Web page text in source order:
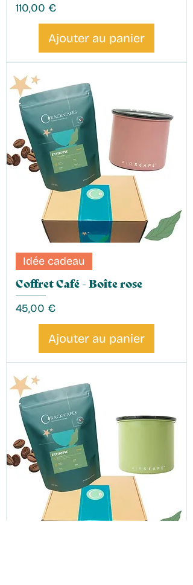
Prix
110,00 €
Ajouter au panier
Idée cadeau
Coffret Café - Boîte rose
Prix
45,00 €
Ajouter au panier